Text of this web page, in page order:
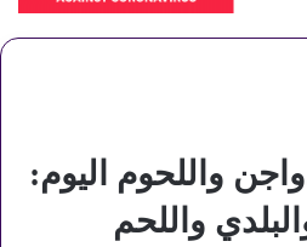
واللحوم اليوم:
واللحم